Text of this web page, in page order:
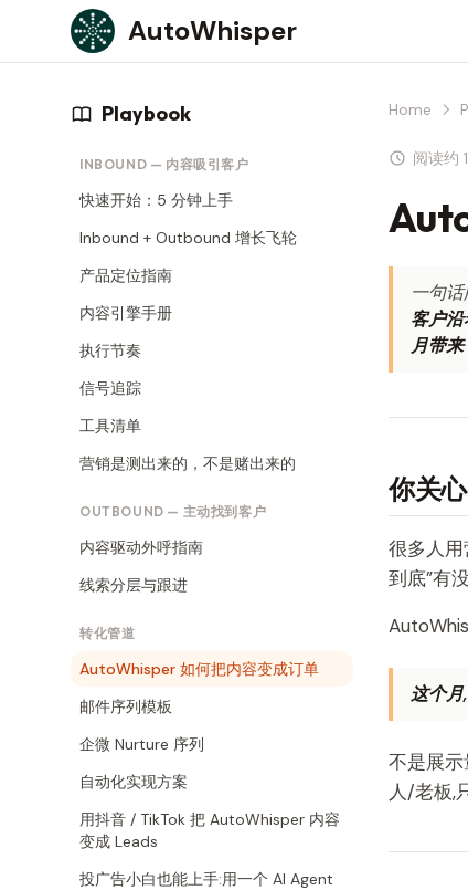
Skip to content
AutoWhisper
Playbook
INBOUND — 内容吸引客户
快速开始：5 分钟上手
Inbound + Outbound 增长飞轮
产品定位指南
内容引擎手册
执行节奏
信号追踪
工具清单
营销是测出来的，不是赌出来的
OUTBOUND — 主动找到客户
内容驱动外呼指南
线索分层与跟进
转化管道
AutoWhisper 如何把内容变成订单
邮件序列模板
企微 Nurture 序列
自动化实现方案
用抖音 / TikTok 把 AutoWhisper 内容
变成 Leads
投广告小白也能上手:用一个 AI Agent
Home
阅读约
一句
客户
月带
你关
很多人
到底”有
这个
不是展
人/老板,